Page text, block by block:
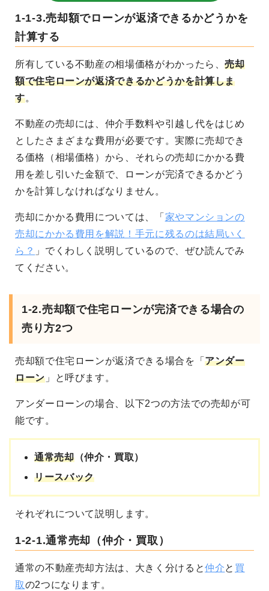
1-1-3.売却額でローンが返済できるかどうかを
計算する
所有している不動産の相場価格がわかったら、売却
額で住宅ローンが返済できるかどうかを計算しま
す。
不動産の売却には、仲介手数料や引越し代をはじめ
としたさまざまな費用が必要です。実際に売却でき
る価格（相場価格）から、それらの売却にかかる費
用を差し引いた金額で、ローンが完済できるかどう
かを計算しなければなりません。
売却にかかる費用については、「 家やマンションの
売却にかかる費用を解説！手元に残るのは結局いく
ら？ 」でくわしく説明しているので、ぜひ読んでみ
てください。
1-2.売却額で住宅ローンが完済できる場合の
売り方2つ
売却額で住宅ローンが返済できる場合を「アンダー
ローン」と呼びます。
アンダーローンの場合、以下2つの方法での売却が可
能です。
通常売却（仲介・買取）
リースバック
それぞれについて説明します。
1-2-1.通常売却（仲介・買取）
通常の不動産売却方法は、大きく分けると仲介と 買
取の2つになります。